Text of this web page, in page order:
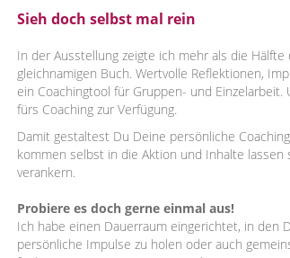
Sieh doch selbst mal rein
In der Ausstellung zeigte ich mehr als die
gleichnamigen Buch. Wertvolle Reflektionen,
ein Coachingtool für Gruppen- und
fürs Coaching zur Verfügung.
Damit gestaltest Du Deine persönliche
kommen selbst in die Aktion und Inhalte
verankern.
Probiere es doch gerne einmal aus!
Ich habe einen Dauerraum eingerichtet, in den
persönliche Impulse zu holen oder auch